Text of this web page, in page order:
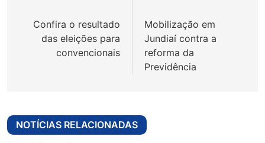
Post
Confira o resultado
das eleições para
convencionais
Mobilização em
Jundiaí contra a
reforma da
Previdência
NOTÍCIAS RELACIONADAS